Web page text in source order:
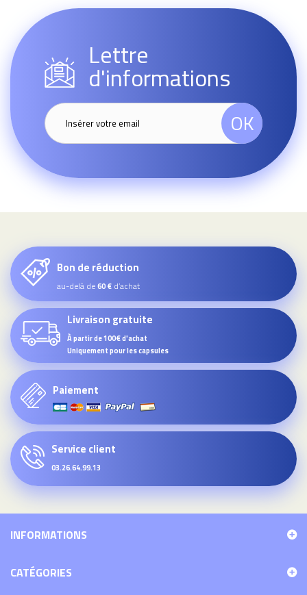
Lettre
d'informations
OK
Bon de réduction
au-delà de60 € d’achat
Livraison gratuite
À partir de 100€ d'achat
Uniquement pour les capsules
Paiement
Service client
03.26.64.99.13
INFORMATIONS
CATÉGORIES